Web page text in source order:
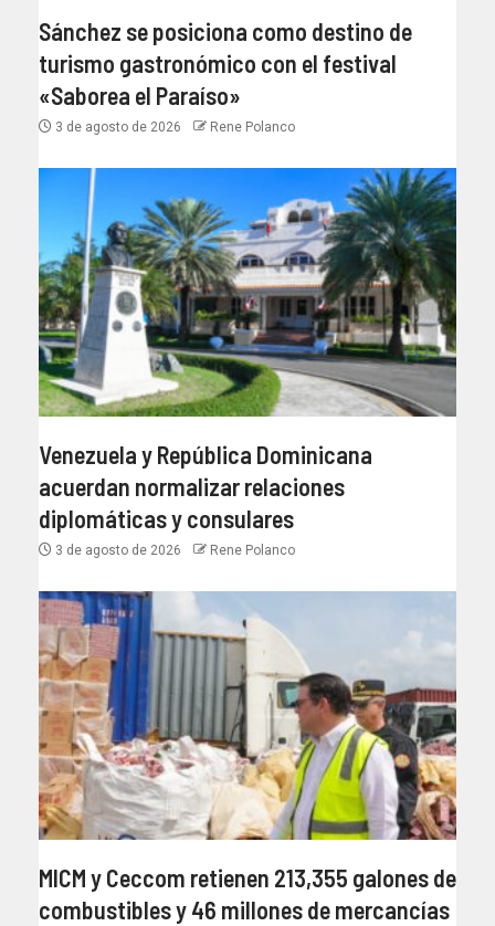
Sánchez se posiciona como destino de
turismo gastronómico con el festival
«Saborea el Paraíso»
3 de agosto de 2026 Rene Polanco
Venezuela y República Dominicana
acuerdan normalizar relaciones
diplomáticas y consulares
3 de agosto de 2026 Rene Polanco
MICM y Ceccom retienen 213,355 galones de
combustibles y 46 millones de mercancías